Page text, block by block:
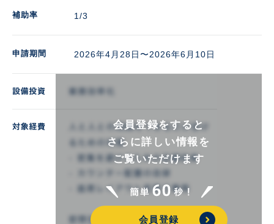
補助率 1/3
申請期間 2026年4月28日〜2026年6月10日
会員登録をすると
さらに詳しい情報を
ご覧いただけます
会員登録